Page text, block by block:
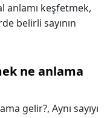
anlamı keşfetmek,
belirli sayının
ne anlama
gelir?, Aynı sayıyı